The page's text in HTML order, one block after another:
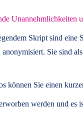
Unannehmlichkeiten
Skript sind eine
Sie sind
können Sie einen
werden und es